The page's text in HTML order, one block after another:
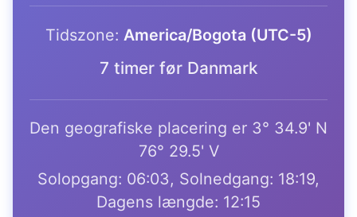
Tidszone: America/Bogota (UTC-5)
7 timer før Danmark
Den geografiske placering er 3° 34.9' N
76° 29.5' V
Solopgang: 06:03, Solnedgang: 18:19,
Dagens længde: 12:15